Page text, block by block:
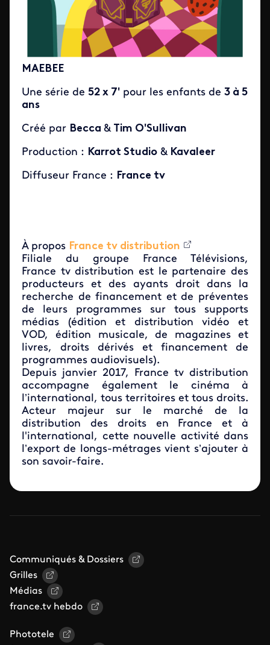
MAEBEE
Une série de 52 x 7' pour les enfants de 3 à 5
ans
Créé par Becca & Tim O'Sullivan
Production : Karrot Studio & Kavaleer
Diffuseur France : France tv
À propos France tv distribution
Filiale du groupe France Télévisions,
France tv distribution est le partenaire des
producteurs et des ayants droit dans la
recherche de financement et de préventes
de leurs programmes sur tous supports
médias (édition et distribution vidéo et
VOD, édition musicale, de magazines et
livres, droits dérivés et financement de
programmes audiovisuels).
Depuis janvier 2017, France tv distribution
accompagne également le cinéma à
l’international, tous territoires et tous droits.
Acteur majeur sur le marché de la
distribution des droits en France et à
l'international, cette nouvelle activité dans
l’export de longs-métrages vient s’ajouter à
son savoir-faire.
Communiqués & Dossiers
Grilles
Médias
france.tv hebdo
Phototele